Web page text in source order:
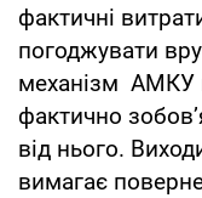
фактичні
погоджувати
механізм АМКУ
фактично
від нього.
вимагає